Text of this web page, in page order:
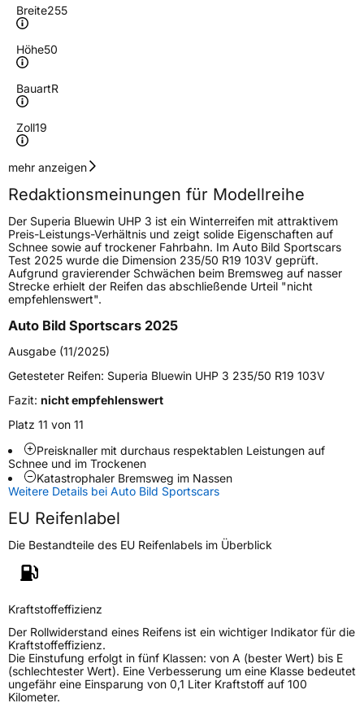
Breite255
Höhe50
BauartR
Zoll19
Geschwindigkeitsindex
Höchstgeschwindigkeit
210 km/h
Lastindex107
Höchstlast975 kg
Generelle Merkmale
FahrzeugtypPKW
VerwendungWinterreifen
ModellnameBluewin UHP 3
FahrzeugartPKW & SUV
Weitere Eigenschaften
SchlauchtypTL
ZustandNeureifen
M+S
EU Label
EffizienzC
mehr anzeigen
Redaktionsmeinungen für Modellreihe
Der Superia Bluewin UHP 3 ist ein Winterreifen mit attraktivem
Preis-Leistungs-Verhältnis und zeigt solide Eigenschaften auf
Schnee sowie auf trockener Fahrbahn. Im Auto Bild Sportscars
Test 2025 wurde die Dimension 235/50 R19 103V geprüft.
Aufgrund gravierender Schwächen beim Bremsweg auf nasser
Strecke erhielt der Reifen das abschließende Urteil "nicht
empfehlenswert".
Auto Bild Sportscars 2025
Ausgabe (11/2025)
Getesteter Reifen: Superia Bluewin UHP 3 235/50 R19 103V
Fazit: nicht empfehlenswert
Platz 11 von 11
Preisknaller mit durchaus respektablen Leistungen auf
Schnee und im Trockenen
Katastrophaler Bremsweg im Nassen
Weitere Details bei Auto Bild Sportscars
EU Reifenlabel
Die Bestandteile des EU Reifenlabels im Überblick
Kraftstoffeffizienz
Der Rollwiderstand eines Reifens ist ein wichtiger Indikator für die
Kraftstoffeffizienz.
Die Einstufung erfolgt in fünf Klassen: von A (bester Wert) bis E
(schlechtester Wert). Eine Verbesserung um eine Klasse bedeutet
ungefähr eine Einsparung von 0,1 Liter Kraftstoff auf 100
Kilometer.